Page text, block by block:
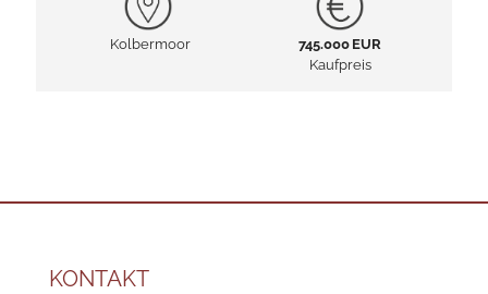
Kolbermoor
745.000 EUR
Kaufpreis
KONTAKT